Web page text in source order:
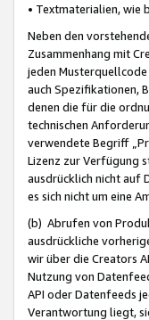
• Textmaterialien,
Neben den
Zusammenhang mit
jeden
auch Spezifikationen,
denen die für die
technischen
verwendete Begriff
Lizenz zur Verfügung
ausdrücklich nicht auf
es sich nicht um eine
(b) Abrufen von
ausdrückliche
wir über die Creators
Nutzung von
API oder Datenfeeds
Verantwortung liegt,